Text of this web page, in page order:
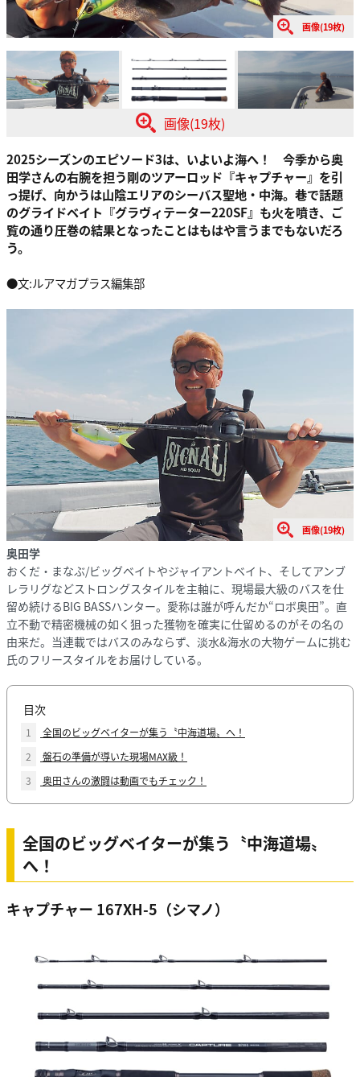
画像(19枚)
画像(19枚)
2025シーズンのエピソード3は、いよいよ海へ！ 今季から奥
田学さんの右腕を担う剛のツアーロッド『キャプチャー』を引
っ提げ、向かうは山陰エリアのシーバス聖地・中海。巷で話題
のグライドベイト『グラヴィテーター220SF』も火を噴き、ご
覧の通り圧巻の結果となったことはもはや言うまでもないだろ
う。
●文:ルアマガプラス編集部
画像(19枚)
奥田学
おくだ・まなぶ/ビッグベイトやジャイアントベイト、そしてアンブ
レラリグなどストロングスタイルを主軸に、現場最大級のバスを仕
留め続けるBIG BASSハンター。愛称は誰が呼んだか“ロボ奥田”。直
立不動で精密機械の如く狙った獲物を確実に仕留めるのがその名の
由来だ。当連載ではバスのみならず、淡水&海水の大物ゲームに挑む
氏のフリースタイルをお届けしている。
目次
1
全国のビッグベイターが集う〝中海道場〟へ！
2
盤石の準備が導いた現場MAX級！
3
奥田さんの激闘は動画でもチェック！
全国のビッグベイターが集う〝中海道場〟
へ！
キャプチャー 167XH-5（シマノ）